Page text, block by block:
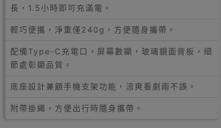
長，1.5小時即可充滿電。
輕巧便攜，淨重僅240g，方便隨身攜帶。
配備Type-C充電口，屏幕數顯，玻璃鏡面背板，細
節處彰顯品質。
底座設計兼顧手機支架功能，涼爽看劇兩不誤。
附帶掛繩，方便出行時隨身攜帶。